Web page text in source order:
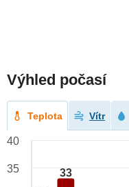
Výhled počasí
Teplota Vítr
33
40
35